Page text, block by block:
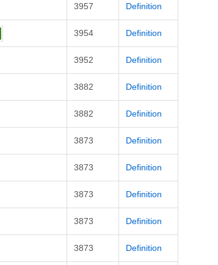
3957 Definition
3954 Definition
3952 Definition
3882 Definition
3882 Definition
3873 Definition
3873 Definition
3873 Definition
3873 Definition
3873 Definition